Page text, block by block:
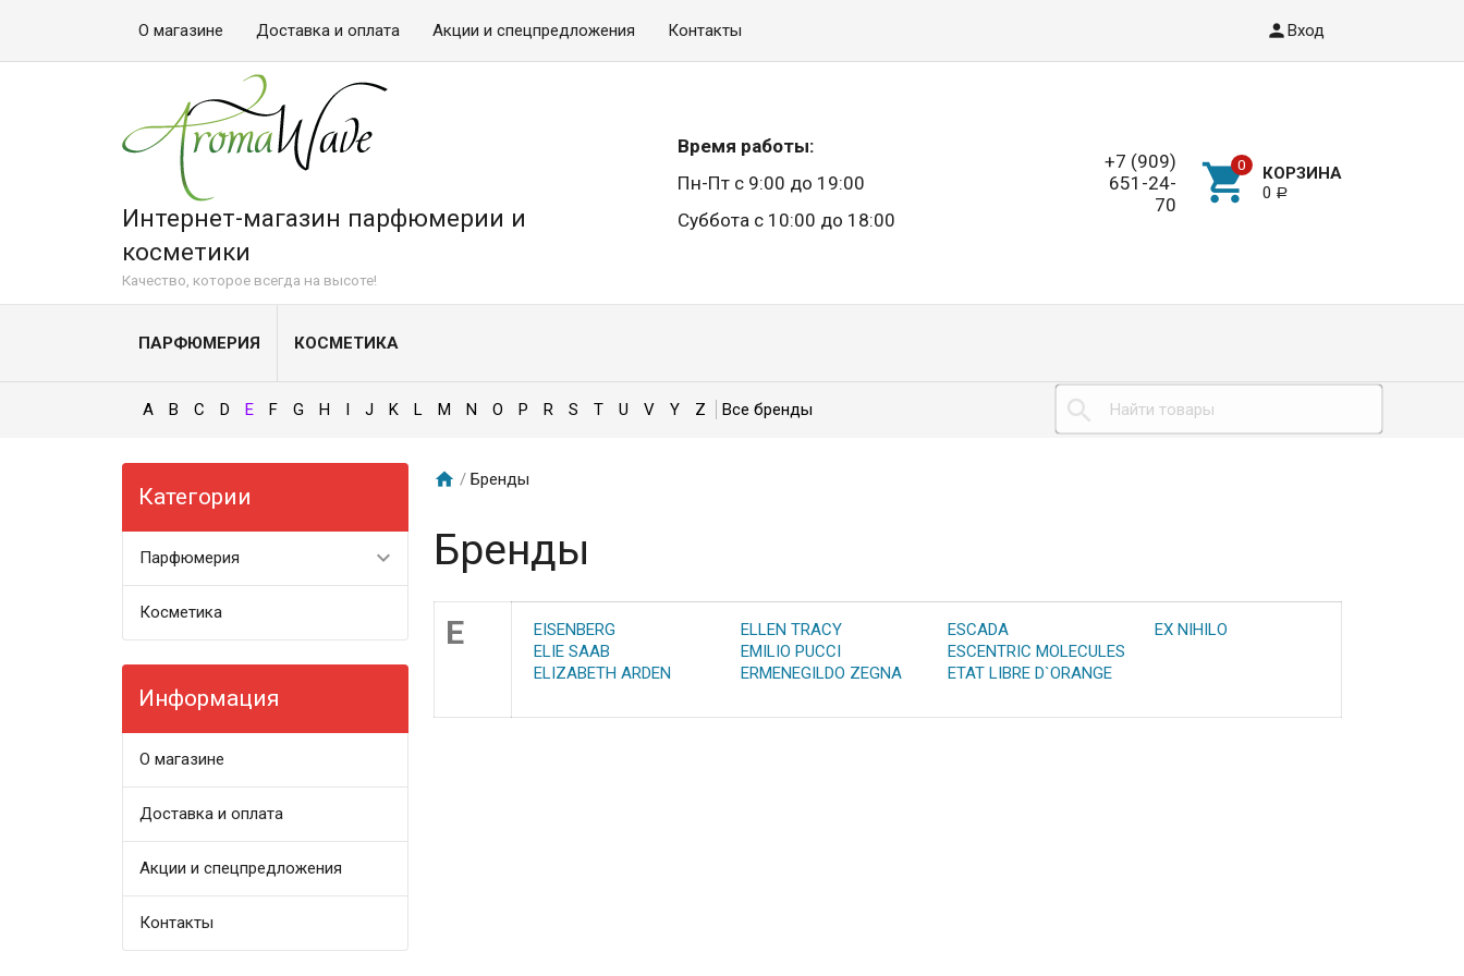
О магазине Доставка и оплата Акции и спецпредложения Контакты Вход
Интернет-магазин парфюмерии и
косметики
Качество, которое всегда на высоте!
Время работы:
Пн-Пт с 9:00 до 19:00
Суббота с 10:00 до 18:00
+7 (909)
651-24-
70
КОРЗИНА
0 Р
ПАРФЮМЕРИЯ КОСМЕТИКА
A B C D E F G H I J K L M N O P R S T U V Y Z
Категории
Парфюмерия
Косметика
Информация
О магазине
Доставка и оплата
Акции и спецпредложения
Контакты
/Бренды
Бренды
E
EISENBERG
ELIE SAAB
ELIZABETH ARDEN
ELLEN TRACY
EMILIO PUCCI
ERMENEGILDO ZEGNA
ESCADA
ESCENTRIC MOLECULES
ETAT LIBRE D`ORANGE
EX NIHILO